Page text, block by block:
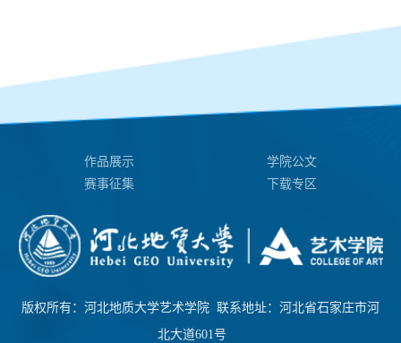
作品展示
学院公文
赛事征集
下载专区
版权所有：河北地质大学艺术学院 联系地址：河北省石家庄市河
北大道601号